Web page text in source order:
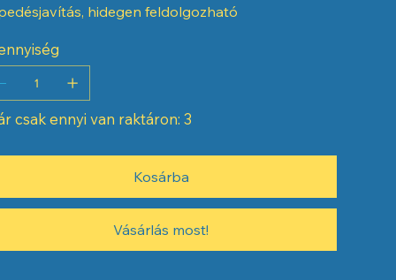
hidegen feldolgozható
csak ennyi van raktáron: 3
Kosárba
Vásárlás most!